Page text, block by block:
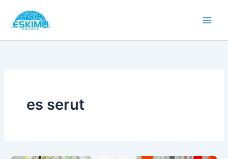
content
es serut